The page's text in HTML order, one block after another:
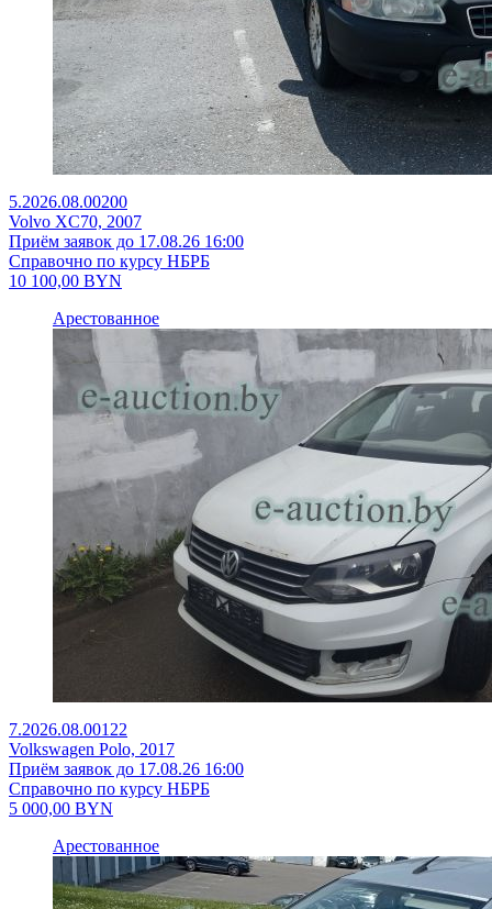
5.2026.08.00200
Volvo XC70, 2007
Приём заявок до 17.08.26 16:00
Справочно по курсу НБРБ
10 100,00 BYN
Арестованное
7.2026.08.00122
Volkswagen Polo, 2017
Приём заявок до 17.08.26 16:00
Справочно по курсу НБРБ
5 000,00 BYN
Арестованное